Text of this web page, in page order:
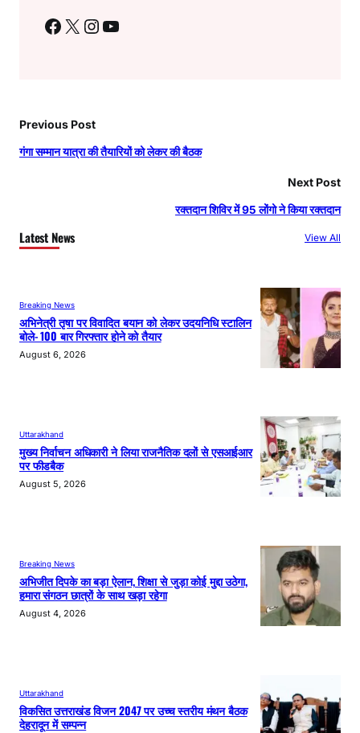
Facebook X Instagram YouTube
Previous Post
गंगा सम्मान यात्रा की तैयारियों को लेकर की बैठक
Next Post
रक्तदान शिविर में 95 लोंगो ने किया रक्तदान
Latest News View All
Breaking News
अभिनेत्री तृषा पर विवादित बयान को लेकर उदयनिधि स्टालिन
बोले- 100 बार गिरफ्तार होने को तैयार
August 6, 2026
Uttarakhand
मुख्य निर्वाचन अधिकारी ने लिया राजनैतिक दलों से एसआईआर
पर फीडबैक
August 5, 2026
Breaking News
अभिजीत दिपके का बड़ा ऐलान, शिक्षा से जुड़ा कोई मुद्दा उठेगा,
हमारा संगठन छात्रों के साथ खड़ा रहेगा
August 4, 2026
Uttarakhand
विकसित उत्तराखंड विजन 2047 पर उच्च स्तरीय मंथन बैठक
देहरादून में सम्पन्न